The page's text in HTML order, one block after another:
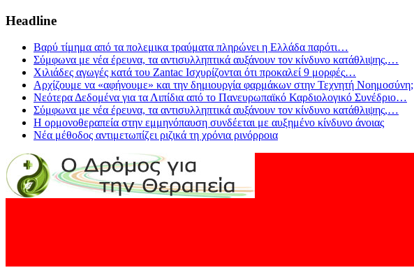
Headline
Βαρύ τίμημα από τα πολεμικα τραύματα πληρώνει η Ελλάδα παρότι…
Σύμφωνα με νέα έρευνα, τα αντισυλληπτικά αυξάνουν τον κίνδυνο κατάθλιψης,…
Χιλιάδες αγωγές κατά του Zantac Ισχυρίζονται ότι προκαλεί 9 μορφές…
Αρχίζουμε να «αφήνουμε» και την δημιουργία φαρμάκων στην Τεχνητή Νοημοσύνη;
Νεότερα Δεδομένα για τα Λιπίδια από το Πανευρωπαϊκό Καρδιολογικό Συνέδριο…
Σύμφωνα με νέα έρευνα, τα αντισυλληπτικά αυξάνουν τον κίνδυνο κατάθλιψης,…
Η ορμονοθεραπεία στην εμμηνόπαυση συνδέεται με αυξημένο κίνδυνο άνοιας
Νέα μέθοδος αντιμετωπίζει ριζικά τη χρόνια ρινόρροια